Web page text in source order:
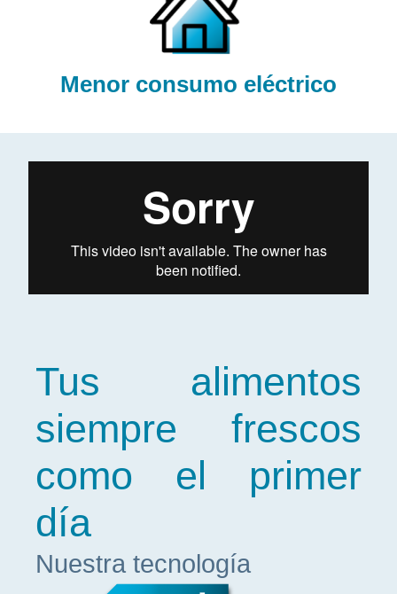
Menor consumo eléctrico
Tus alimentos
siempre frescos
como el primer
día
Nuestra tecnología